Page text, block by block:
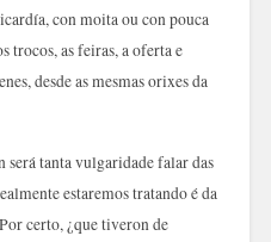
con moita ou con pouca
trocos, as feiras, a oferta e
desde as mesmas orixes da
tanta vulgaridade falar das
estaremos tratando é da
certo, ¿que tiveron de